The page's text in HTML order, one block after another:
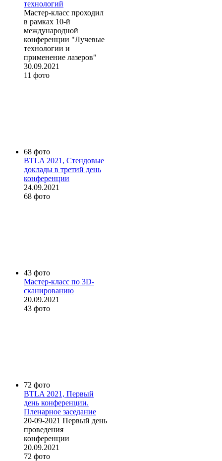
технологий
Мастер-класс проходил
в рамках 10-й
международной
конференции "Лучевые
технологии и
применение лазеров"
30.09.2021
11 фото
68 фото
BTLA 2021, Стендовые
доклады в третий день
конференции
24.09.2021
68 фото
43 фото
Мастер-класс по 3D-
сканированию
20.09.2021
43 фото
72 фото
BTLA 2021, Первый
день конференции.
Пленарное заседание
20-09-2021 Первый день
проведения
конференции
20.09.2021
72 фото